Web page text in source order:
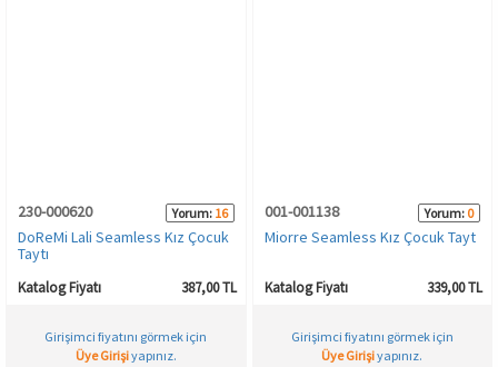
230-000620 Yorum: 16
DoReMi Lali Seamless Kız Çocuk
Taytı
Katalog Fiyatı 387,00 TL
Girişimci fiyatını görmek için
Üye Girişiyapınız.
001-001138 Yorum: 0
Miorre Seamless Kız Çocuk Tayt
Katalog Fiyatı 339,00 TL
Girişimci fiyatını görmek için
Üye Girişiyapınız.